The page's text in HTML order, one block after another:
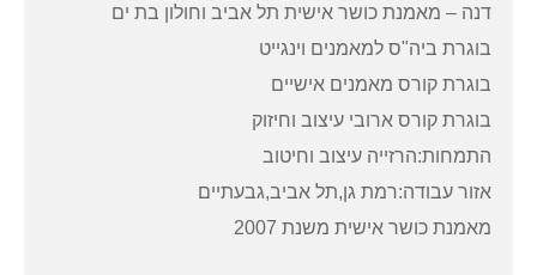
דנה – מאמנת כושר אישית תל אביב וחולון בת ים
בוגרת ביה"ס למאמנים וינגייט
בוגרת קורס מאמנים אישיים
בוגרת קורס ארובי עיצוב וחיזוק
התמחות:הרזייה עיצוב וחיטוב
אזור עבודה:רמת גן,תל אביב,גבעתיים
מאמנת כושר אישית משנת 2007